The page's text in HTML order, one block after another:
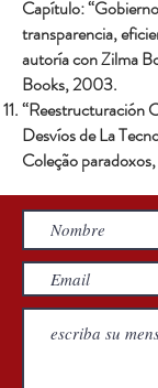
Capítulo:
transparencia,
autoría con Zilma
Books, 2003.
“Reestructuración
Desvíos de La
Coleção